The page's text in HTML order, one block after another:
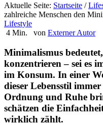
Aktuelle Seite: Startseite /
zahlreiche Menschen den
Lifestyle
4 Min.
von Externer Autor
Minimalismus
konzentrieren – sei es
im Konsum. In einer
dieser Lebensstil
Ordnung und Ruhe
schätzen die
wirklich zählt.